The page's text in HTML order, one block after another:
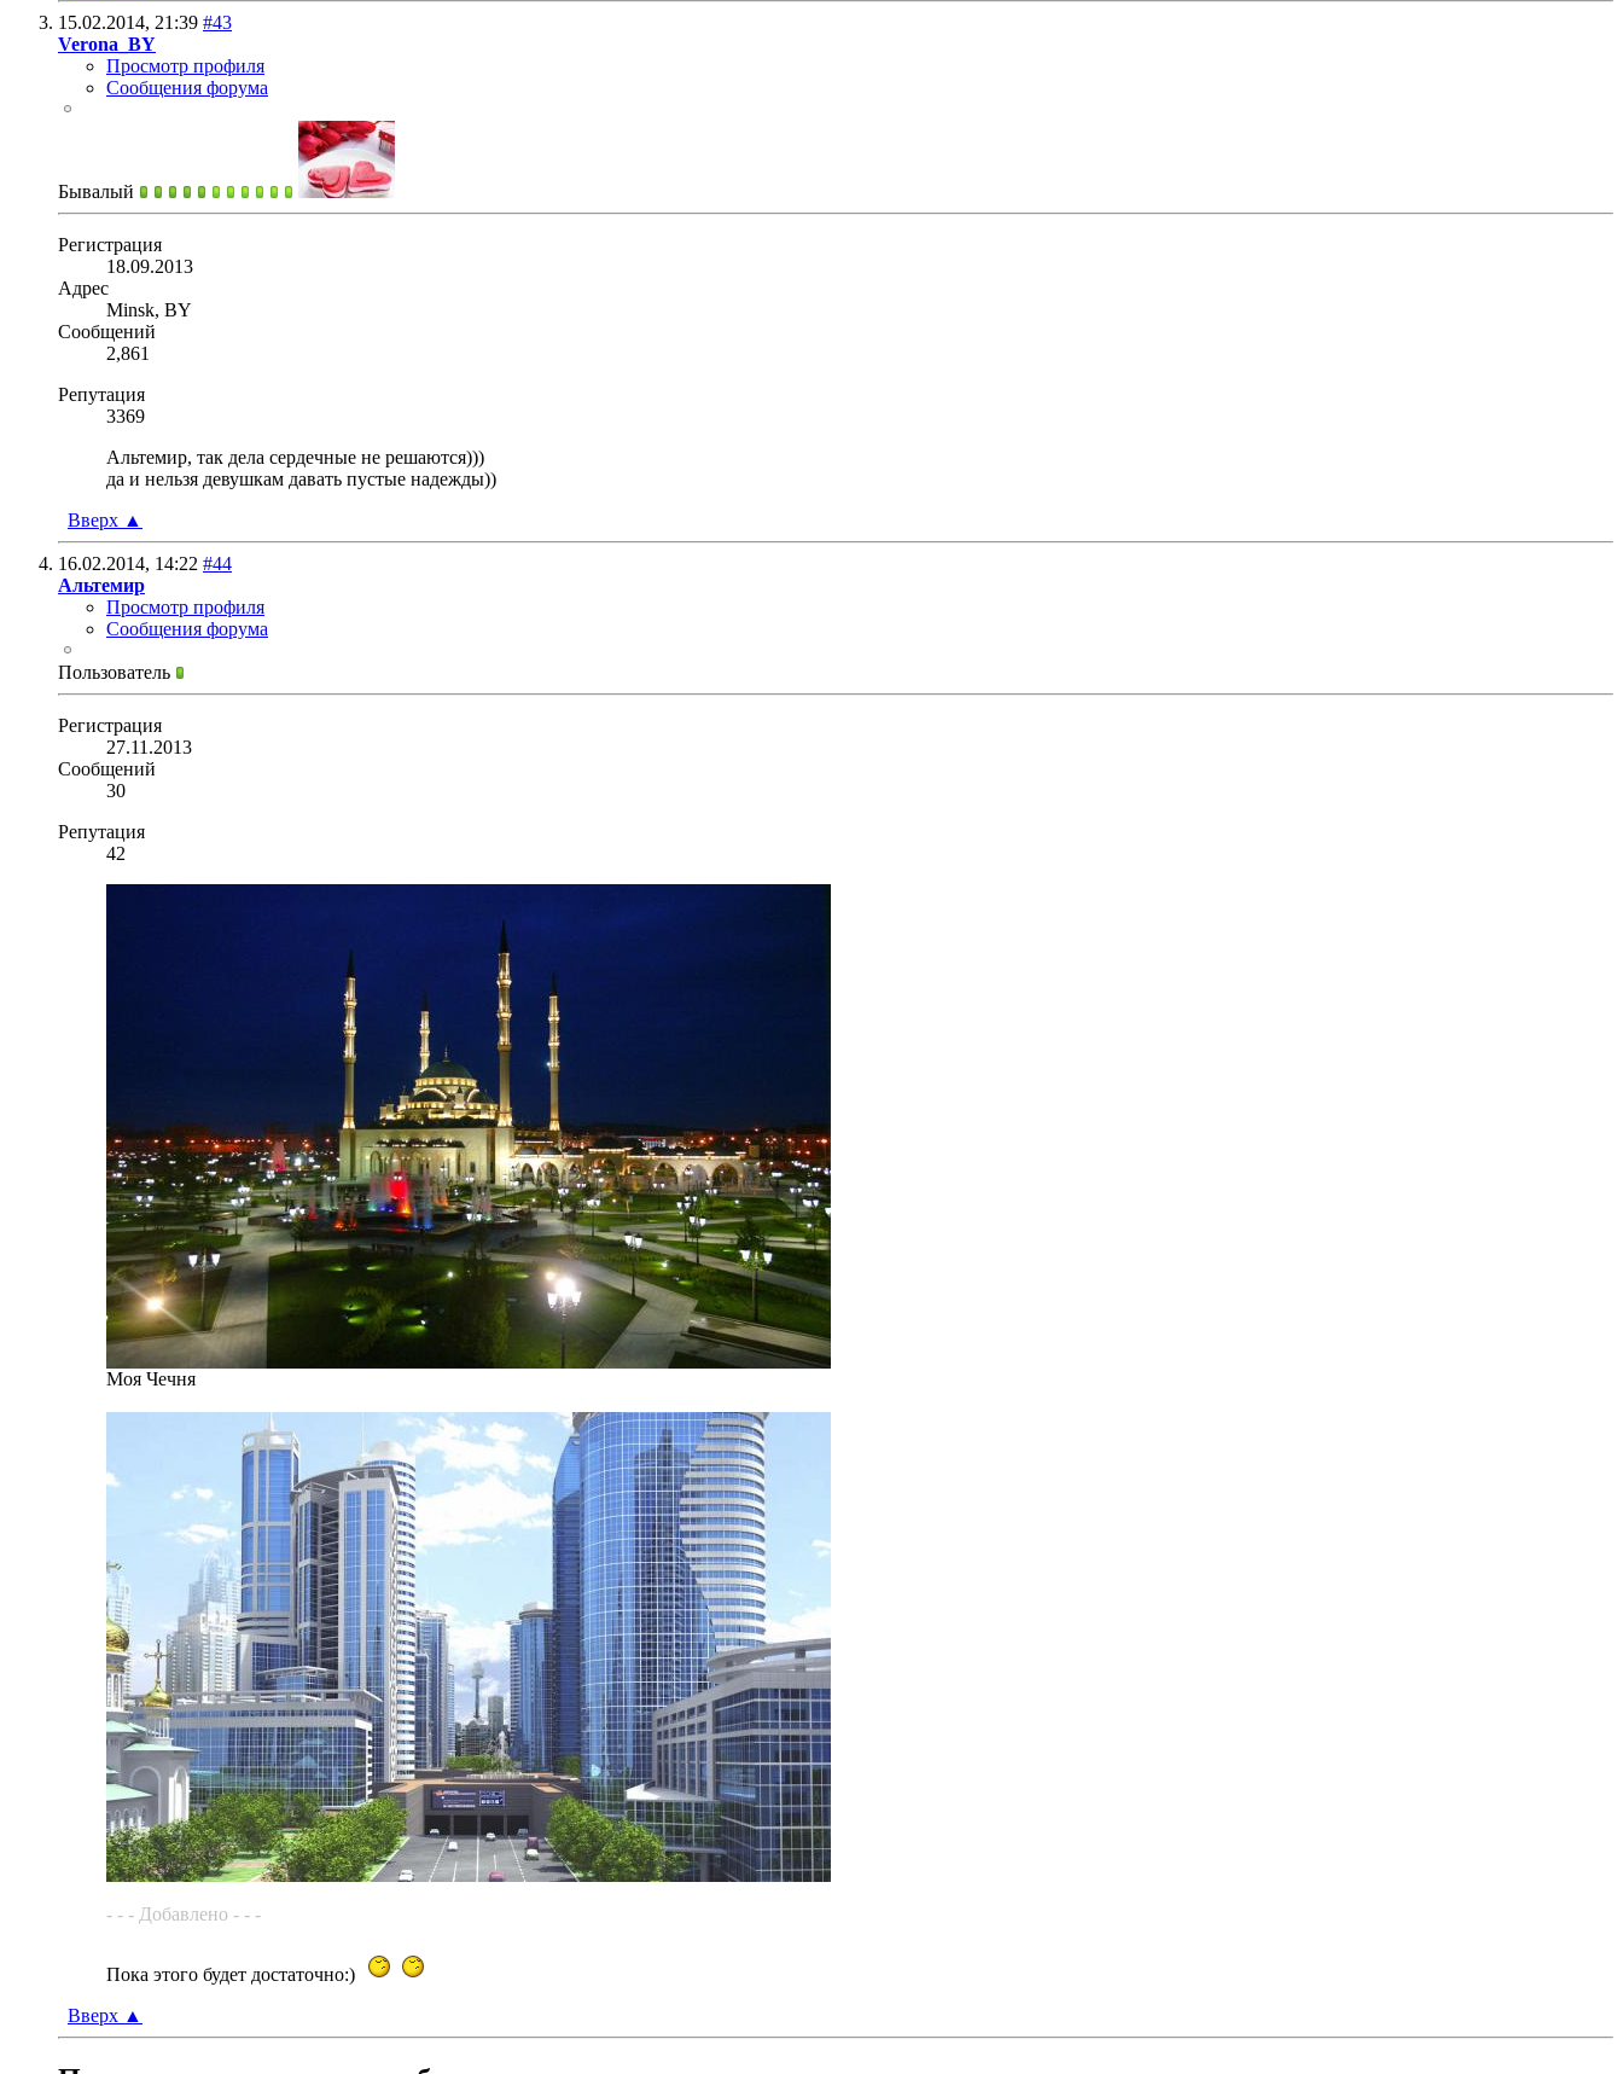
15.02.2014, 21:39 #43
Verona_BY
Просмотр профиля
Сообщения форума
Бывалый
Регистрация
18.09.2013
Адрес
Minsk, BY
Сообщений
2,861
Репутация
3369
Альтемир, так дела сердечные не решаются)))
да и нельзя девушкам давать пустые надежды))
Вверх ▲
16.02.2014, 14:22 #44
Альтемир
Просмотр профиля
Сообщения форума
Пользователь
Регистрация
27.11.2013
Сообщений
30
Репутация
42
Моя Чечня
- - - Добавлено - - -
Пока этого будет достаточно:)
Вверх ▲